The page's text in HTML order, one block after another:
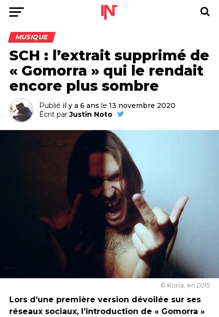
MUSIQUE
SCH : l’extrait supprimé de
« Gomorra » qui le rendait
encore plus sombre
Publié il y a 6 ans le 13 novembre 2020
Écrit par Justin Noto
© Koria, en 2015
Lors d’une première version dévoilée sur ses
réseaux sociaux, l’introduction de « Gomorra »